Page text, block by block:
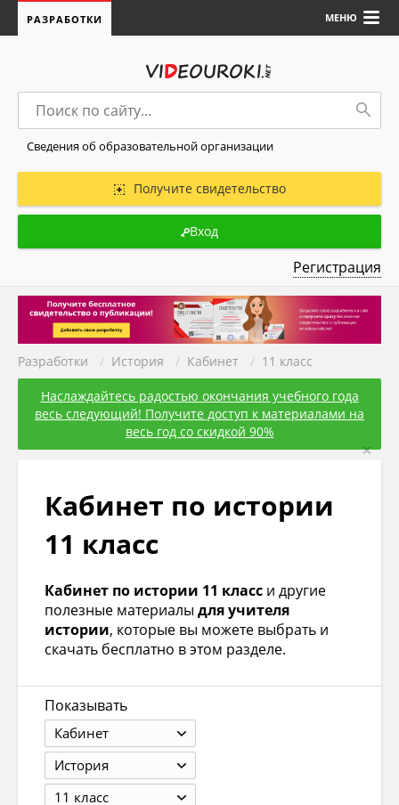
МЕНЮ
РАЗРАБОТКИ
Сведения об образовательной организации
Получите свидетельство
Вход
Регистрация
Разработки / История / Кабинет / 11 класс
Наслаждайтесь радостью окончания учебного года
весь следующий! Получите доступ к материалами на
весь год со скидкой 90%
×
Кабинет по истории
11 класс
Кабинет по истории 11 класс и другие
полезные материалы для учителя
истории, которые вы можете выбрать и
скачать бесплатно в этом разделе.
Показывать
Кабинет
История
11 класс